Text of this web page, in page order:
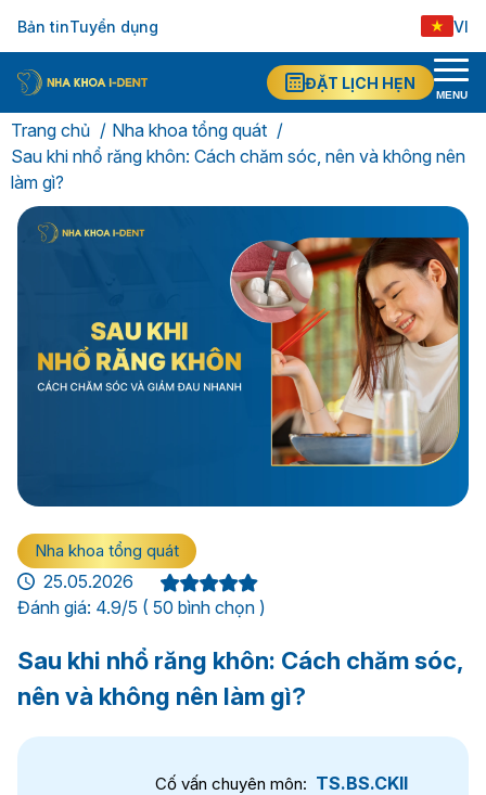
Bản tinTuyển dụng VI
ĐẶT LỊCH HẸN
MENU
Trang chủ
Nha khoa tổng quát
Sau khi nhổ răng khôn: Cách chăm sóc, nên và không nên
làm gì?
Nha khoa tổng quát
25.05.2026
Đánh giá: 4.9/5 ( 50 bình chọn )
Sau khi nhổ răng khôn: Cách chăm sóc,
nên và không nên làm gì?
Cố vấn chuyên môn: TS.BS.CKII